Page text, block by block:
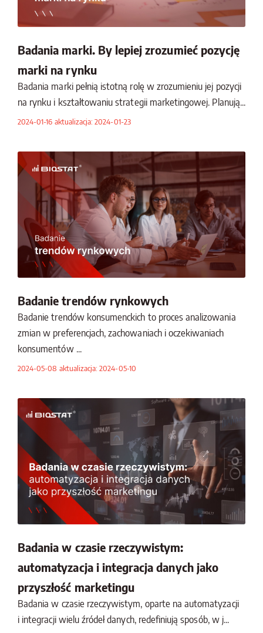
Badania marki. By lepiej zrozumieć pozycję
marki na rynku
Badania marki pełnią istotną rolę w zrozumieniu jej pozycji
na rynku i kształtowaniu strategii marketingowej. Planują...
2024-01-16 aktualizacja: 2024-01-23
Badanie trendów rynkowych
Badanie trendów konsumenckich to proces analizowania
zmian w preferencjach, zachowaniach i oczekiwaniach
konsumentów ...
2024-05-08 aktualizacja: 2024-05-10
Badania w czasie rzeczywistym:
automatyzacja i integracja danych jako
przyszłość marketingu
Badania w czasie rzeczywistym, oparte na automatyzacji
i integracji wielu źródeł danych, redefiniują sposób, w j...